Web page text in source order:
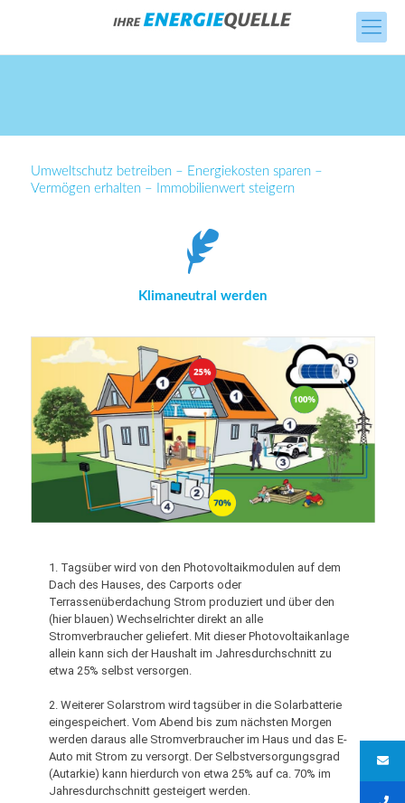
Umweltschutz betreiben – Energiekosten sparen –
Vermögen erhalten – Immobilienwert steigern
Klimaneutral werden
1. Tagsüber wird von den Photovoltaikmodulen auf dem
Dach des Hauses, des Carports oder
Terrassenüberdachung Strom produziert und über den
(hier blauen) Wechselrichter direkt an alle
Stromverbraucher geliefert. Mit dieser Photovoltaikanlage
allein kann sich der Haushalt im Jahresdurchschnitt zu
etwa 25% selbst versorgen.
2. Weiterer Solarstrom wird tagsüber in die Solarbatterie
eingespeichert. Vom Abend bis zum nächsten Morgen
werden daraus alle Stromverbraucher im Haus und das E-
Auto mit Strom zu versorgt. Der Selbstversorgungsgrad
(Autarkie) kann hierdurch von etwa 25% auf ca. 70% im
Jahresdurchschnitt gesteigert werden.